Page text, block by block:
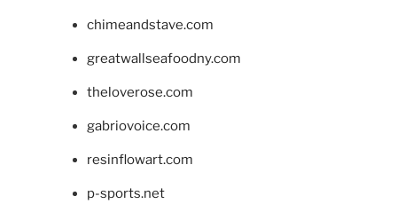
chimeandstave.com
greatwallseafoodny.com
theloverose.com
gabriovoice.com
resinflowart.com
p-sports.net